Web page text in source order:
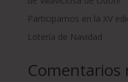
Participamos en la XV
Lotería de Navidad
Comentarios